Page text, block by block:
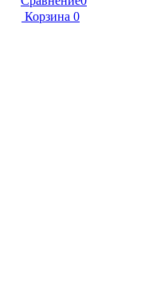
Корзина 0